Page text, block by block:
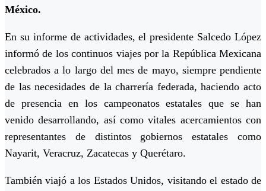
México.
En su informe de actividades, el presidente Salcedo López
informó de los continuos viajes por la República Mexicana
celebrados a lo largo del mes de mayo, siempre pendiente
de las necesidades de la charrería federada, haciendo acto
de presencia en los campeonatos estatales que se han
venido desarrollando, así como vitales acercamientos con
representantes de distintos gobiernos estatales como
Nayarit, Veracruz, Zacatecas y Querétaro.
También viajó a los Estados Unidos, visitando el estado de